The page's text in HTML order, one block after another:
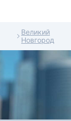
Великий
Новгород